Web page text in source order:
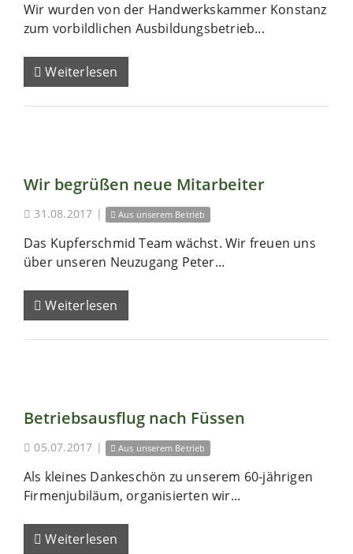
Wir wurden von der Handwerkskammer Konstanz
zum vorbildlichen Ausbildungsbetrieb...
Weiterlesen
Wir begrüßen neue Mitarbeiter
31.08.2017 | Aus unserem Betrieb
Das Kupferschmid Team wächst. Wir freuen uns
über unseren Neuzugang Peter...
Weiterlesen
Betriebsausflug nach Füssen
05.07.2017 | Aus unserem Betrieb
Als kleines Dankeschön zu unserem 60-jährigen
Firmenjubiläum, organisierten wir...
Weiterlesen